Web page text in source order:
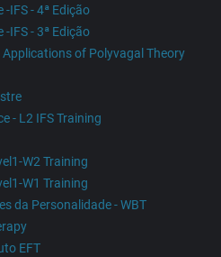
IFS - 4ª Edição
IFS - 3ª Edição
of Polyvagal Theory
- L2 IFS Training
W2 Training
W1 Training
da Personalidade - WBT
EFT